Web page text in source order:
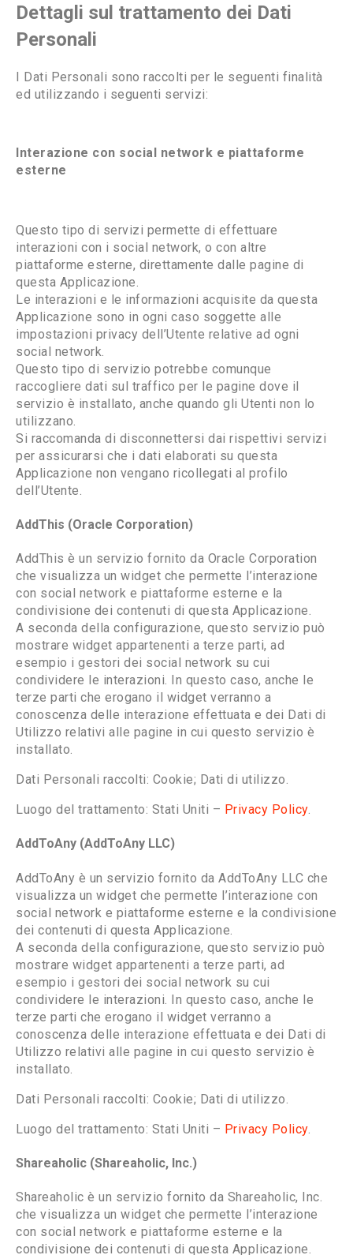
Dettagli sul trattamento dei Dati
Personali
I Dati Personali sono raccolti per le seguenti finalità
ed utilizzando i seguenti servizi:
Interazione con social network e piattaforme
esterne
Questo tipo di servizi permette di effettuare
interazioni con i social network, o con altre
piattaforme esterne, direttamente dalle pagine di
questa Applicazione.
Le interazioni e le informazioni acquisite da questa
Applicazione sono in ogni caso soggette alle
impostazioni privacy dell’Utente relative ad ogni
social network.
Questo tipo di servizio potrebbe comunque
raccogliere dati sul traffico per le pagine dove il
servizio è installato, anche quando gli Utenti non lo
utilizzano.
Si raccomanda di disconnettersi dai rispettivi servizi
per assicurarsi che i dati elaborati su questa
Applicazione non vengano ricollegati al profilo
dell’Utente.
AddThis (Oracle Corporation)
AddThis è un servizio fornito da Oracle Corporation
che visualizza un widget che permette l’interazione
con social network e piattaforme esterne e la
condivisione dei contenuti di questa Applicazione.
A seconda della configurazione, questo servizio può
mostrare widget appartenenti a terze parti, ad
esempio i gestori dei social network su cui
condividere le interazioni. In questo caso, anche le
terze parti che erogano il widget verranno a
conoscenza delle interazione effettuata e dei Dati di
Utilizzo relativi alle pagine in cui questo servizio è
installato.
Dati Personali raccolti: Cookie; Dati di utilizzo.
Luogo del trattamento: Stati Uniti – Privacy Policy.
AddToAny (AddToAny LLC)
AddToAny è un servizio fornito da AddToAny LLC che
visualizza un widget che permette l’interazione con
social network e piattaforme esterne e la condivisione
dei contenuti di questa Applicazione.
A seconda della configurazione, questo servizio può
mostrare widget appartenenti a terze parti, ad
esempio i gestori dei social network su cui
condividere le interazioni. In questo caso, anche le
terze parti che erogano il widget verranno a
conoscenza delle interazione effettuata e dei Dati di
Utilizzo relativi alle pagine in cui questo servizio è
installato.
Dati Personali raccolti: Cookie; Dati di utilizzo.
Luogo del trattamento: Stati Uniti – Privacy Policy.
Shareaholic (Shareaholic, Inc.)
Shareaholic è un servizio fornito da Shareaholic, Inc.
che visualizza un widget che permette l’interazione
con social network e piattaforme esterne e la
condivisione dei contenuti di questa Applicazione.